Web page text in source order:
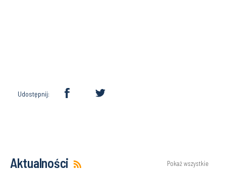
Udostępnij:
Aktualności Pokaż wszystkie